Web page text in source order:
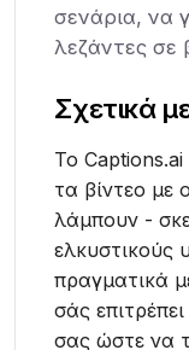
σενάρια, να
λεζάντες σε
Σχετικά
Το Captions.ai
τα βίντεο με
λάμπουν -
ελκυστικούς
πραγματικά
σάς
σας ώστε να